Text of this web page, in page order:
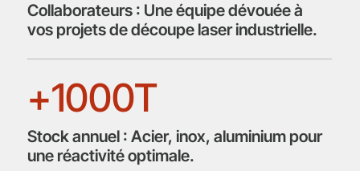
Collaborateurs : Une équipe dévouée à
vos projets de découpe laser industrielle.
+1000T
Stock annuel : Acier, inox, aluminium pour
une réactivité optimale.